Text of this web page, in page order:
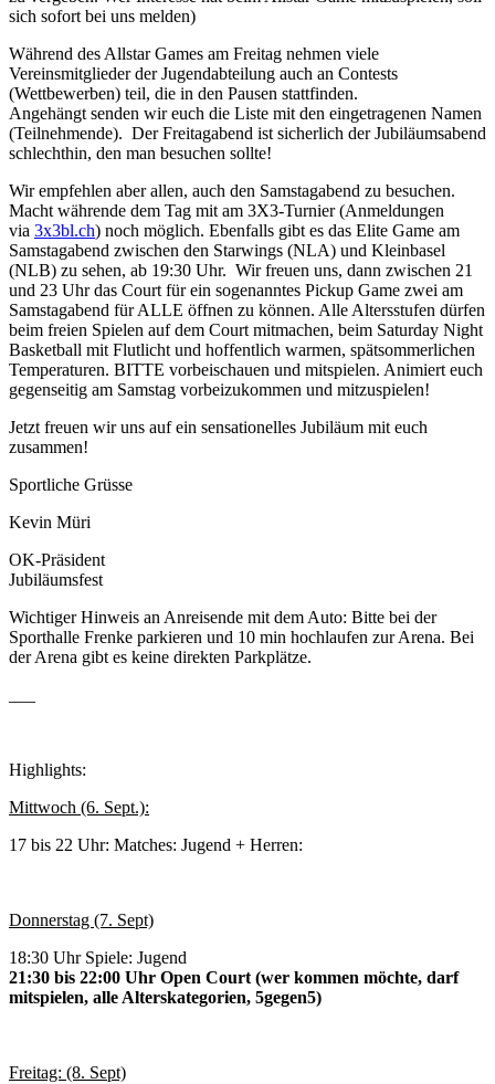
sich sofort bei uns melden)
Während des Allstar Games am Freitag nehmen viele
Vereinsmitglieder der Jugendabteilung auch an Contests
(Wettbewerben) teil, die in den Pausen stattfinden.
Angehängt senden wir euch die Liste mit den eingetragenen Namen
(Teilnehmende). Der Freitagabend ist sicherlich der Jubiläumsabend
schlechthin, den man besuchen sollte!
Wir empfehlen aber allen, auch den Samstagabend zu besuchen.
Macht währende dem Tag mit am 3X3-Turnier (Anmeldungen
via 3x3bl.ch) noch möglich. Ebenfalls gibt es das Elite Game am
Samstagabend zwischen den Starwings (NLA) und Kleinbasel
(NLB) zu sehen, ab 19:30 Uhr. Wir freuen uns, dann zwischen 21
und 23 Uhr das Court für ein sogenanntes Pickup Game zwei am
Samstagabend für ALLE öffnen zu können. Alle Altersstufen dürfen
beim freien Spielen auf dem Court mitmachen, beim Saturday Night
Basketball mit Flutlicht und hoffentlich warmen, spätsommerlichen
Temperaturen. BITTE vorbeischauen und mitspielen. Animiert euch
gegenseitig am Samstag vorbeizukommen und mitzuspielen!
Jetzt freuen wir uns auf ein sensationelles Jubiläum mit euch
zusammen!
Sportliche Grüsse
Kevin Müri
OK-Präsident
Jubiläumsfest
Wichtiger Hinweis an Anreisende mit dem Auto: Bitte bei der
Sporthalle Frenke parkieren und 10 min hochlaufen zur Arena. Bei
der Arena gibt es keine direkten Parkplätze.
Highlights:
Mittwoch (6. Sept.):
17 bis 22 Uhr: Matches: Jugend + Herren:
Donnerstag (7. Sept)
18:30 Uhr Spiele: Jugend
21:30 bis 22:00 Uhr Open Court (wer kommen möchte, darf
mitspielen, alle Alterskategorien, 5gegen5)
Freitag: (8. Sept)